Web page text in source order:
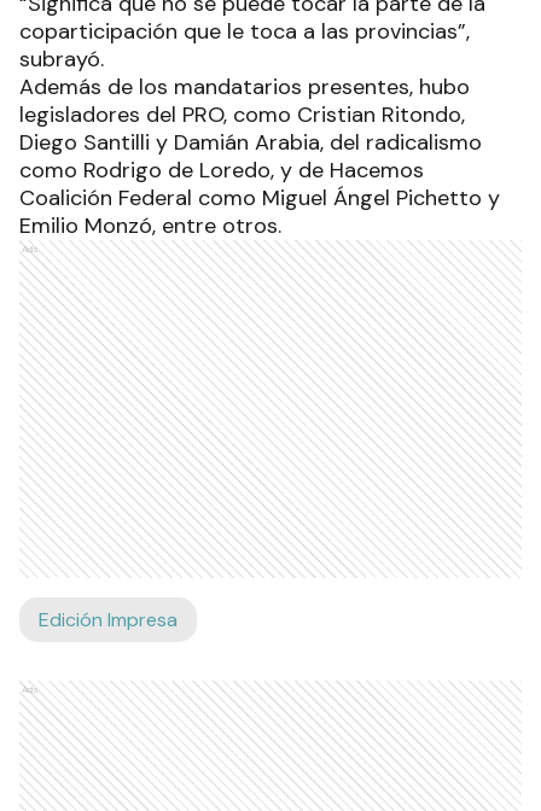
coparticipación que le toca a las provincias”,
subrayó.
Además de los mandatarios presentes, hubo
legisladores del PRO, como Cristian Ritondo,
Diego Santilli y Damián Arabia, del radicalismo
como Rodrigo de Loredo, y de Hacemos
Coalición Federal como Miguel Ángel Pichetto y
Emilio Monzó, entre otros.
Ads
Edición Impresa
Ads